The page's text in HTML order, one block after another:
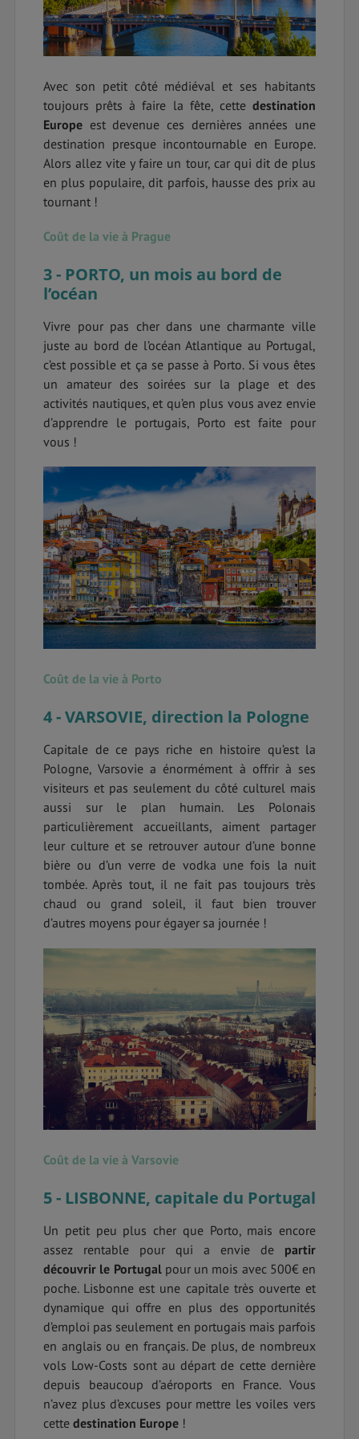
Avec son petit côté médiéval et ses habitants
toujours prêts à faire la fête, cette destination
Europe est devenue ces dernières années une
destination presque incontournable en Europe.
Alors allez vite y faire un tour, car qui dit de plus
en plus populaire, dit parfois, hausse des prix au
tournant !
Coût de la vie à Prague
3 - PORTO, un mois au bord de
l’océan
Vivre pour pas cher dans une charmante ville
juste au bord de l’océan Atlantique au Portugal,
c’est possible et ça se passe à Porto. Si vous êtes
un amateur des soirées sur la plage et des
activités nautiques, et qu’en plus vous avez envie
d’apprendre le portugais, Porto est faite pour
vous !
Coût de la vie à Porto
4 - VARSOVIE, direction la Pologne
Capitale de ce pays riche en histoire qu’est la
Pologne, Varsovie a énormément à offrir à ses
visiteurs et pas seulement du côté culturel mais
aussi sur le plan humain. Les Polonais
particulièrement accueillants, aiment partager
leur culture et se retrouver autour d’une bonne
bière ou d’un verre de vodka une fois la nuit
tombée. Après tout, il ne fait pas toujours très
chaud ou grand soleil, il faut bien trouver
d’autres moyens pour égayer sa journée !
Coût de la vie à Varsovie
5 - LISBONNE, capitale du Portugal
Un petit peu plus cher que Porto, mais encore
assez rentable pour qui a envie de partir
découvrir le Portugalpour un mois avec 500€ en
poche. Lisbonne est une capitale très ouverte et
dynamique qui offre en plus des opportunités
d’emploi pas seulement en portugais mais parfois
en anglais ou en français. De plus, de nombreux
vols Low-Costs sont au départ de cette dernière
depuis beaucoup d’aéroports en France. Vous
n’avez plus d’excuses pour mettre les voiles vers
cette destination Europe !